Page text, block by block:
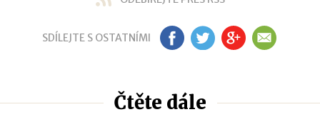
SDÍLEJTE S OSTATNÍMI FB TW GP EM
Čtěte dále